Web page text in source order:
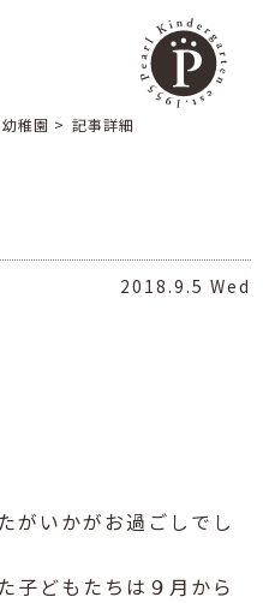
稚園 > 記事詳細
2018.9.5 Wed
がいかがお過ごしでし
子どもたちは９月から